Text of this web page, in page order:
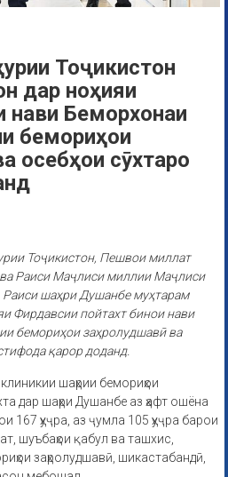
Тоҷикистон
дар ноҳияи
нави Беморхонаи
бемориҳои
осебҳои сӯхтаро
Тоҷикистон, Пешвои миллат
Раиси Маҷлиси миллии Маҷлиси
шаҳри Душанбе муҳтарам
Фирдавсии пойтахт бинои нави
бемориҳои заҳролудшавӣ ва
қарор доданд.
шаҳрии бемориҳои
дар шаҳри Душанбе аз ҳафт ошёна
167 ҳуҷра, аз ҷумла 105 ҳуҷра барои
шуъбаҳои қабул ва ташхис,
заҳролудшавӣ, шикастабандӣ,